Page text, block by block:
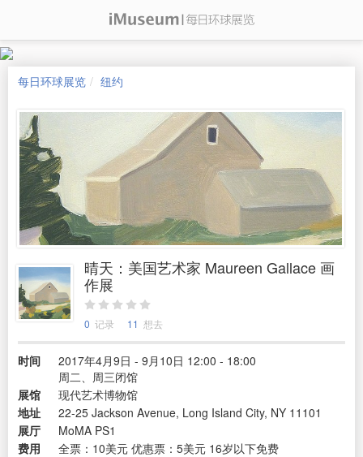
每日环球展览 纽约
晴天：美国艺术家 Maureen Gallace 画
作展
0 记录 11 想去
时间
2017年4月9日 - 9月10日 12:00 - 18:00
周二、周三闭馆
展馆
现代艺术博物馆
地址
22-25 Jackson Avenue, Long Island City, NY 11101
展厅
MoMA PS1
费用
全票：10美元 优惠票：5美元 16岁以下免费